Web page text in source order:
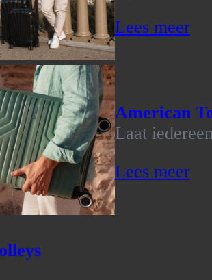
Lees meer
American
Laat
Lees meer